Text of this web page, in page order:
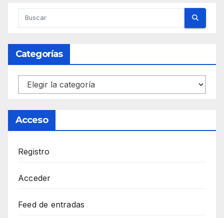
Categorías
Categorías
Acceso
Registro
Acceder
Feed de entradas